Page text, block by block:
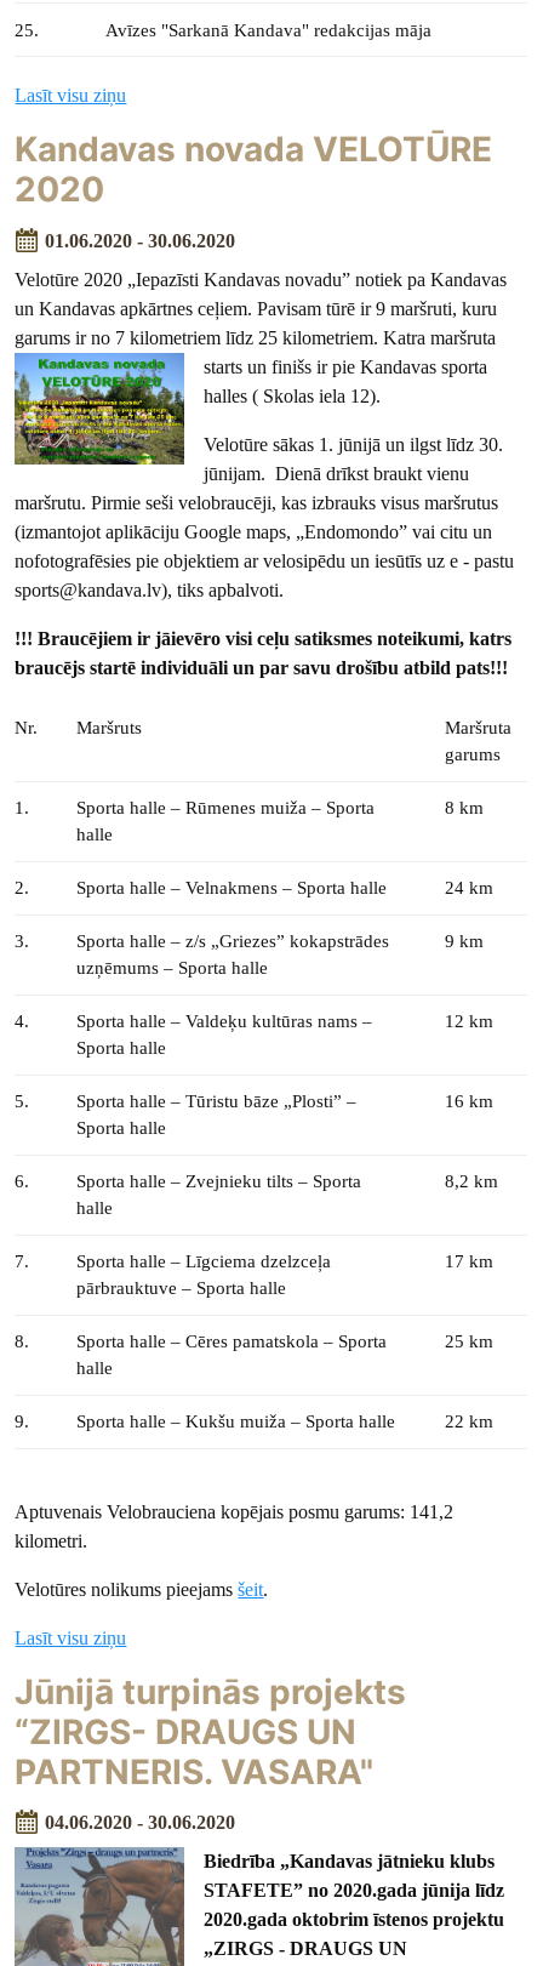
25. Avīzes "Sarkanā Kandava" redakcijas māja
Lasīt visu ziņu
Kandavas novada VELOTŪRE
2020
01.06.2020 - 30.06.2020
Velotūre 2020 „Iepazīsti Kandavas novadu” notiek pa Kandavas
un Kandavas apkārtnes ceļiem. Pavisam tūrē ir 9 maršruti, kuru
garums ir no 7 kilometriem līdz 25 kilometriem. Katramaršruta
starts un finišs ir pie Kandavas sporta
halles ( Skolas iela 12).
Velotūre sākas 1. jūnijā un ilgst līdz 30.
jūnijam. Dienā drīkst braukt vienu
maršrutu. Pirmie seši velobraucēji, kas izbrauks visus maršrutus
(izmantojot aplikāciju Google maps, „Endomondo” vai citu un
nofotografēsies pie objektiem ar velosipēdu un iesūtīs uz e - pastu
sports@kandava.lv), tiks apbalvoti.
!!! Braucējiem ir jāievēro visi ceļu satiksmes noteikumi, katrs
braucējs startē individuāli un par savu drošību atbild pats!!!
Nr. Maršruts
Maršruta
garums
1.
Sporta halle – Rūmenes muiža – Sporta
halle
8 km
2. Sporta halle – Velnakmens – Sporta halle 24 km
3.
Sporta halle – z/s „Griezes” kokapstrādes
uzņēmums – Sporta halle
9 km
4.
Sporta halle – Valdeķu kultūras nams –
Sporta halle
12 km
5.
Sporta halle – Tūristu bāze „Plosti” –
Sporta halle
16 km
6.
Sporta halle – Zvejnieku tilts – Sporta
halle
8,2 km
7.
Sporta halle – Līgciema dzelzceļa
pārbrauktuve – Sporta halle
17 km
8.
Sporta halle – Cēres pamatskola – Sporta
halle
25 km
9. Sporta halle – Kukšu muiža – Sporta halle 22 km
Aptuvenais Velobrauciena kopējais posmu garums: 141,2
kilometri.
Velotūres nolikums pieejamsšeit.
Lasīt visu ziņu
Jūnijā turpinās projekts
“ZIRGS- DRAUGS UN
PARTNERIS. VASARA"
04.06.2020 - 30.06.2020
Biedrība „Kandavas jātnieku klubs
STAFETE” no 2020.gada jūnija līdz
2020.gada oktobrim īstenos projektu
„ZIRGS - DRAUGS UN